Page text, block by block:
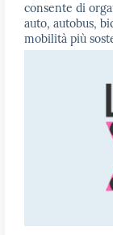
consente di
auto, autobus,
mobilità più